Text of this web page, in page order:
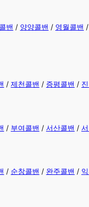
밴 / 양양콜밴 / 영월콜밴 /
/ 제천콜밴 / 증평콜밴 /
/ 부여콜밴 / 서산콜밴 /
/ 순창콜밴 / 완주콜밴 /